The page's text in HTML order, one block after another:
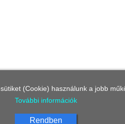
(Cookie) használunk a jobb
További információk